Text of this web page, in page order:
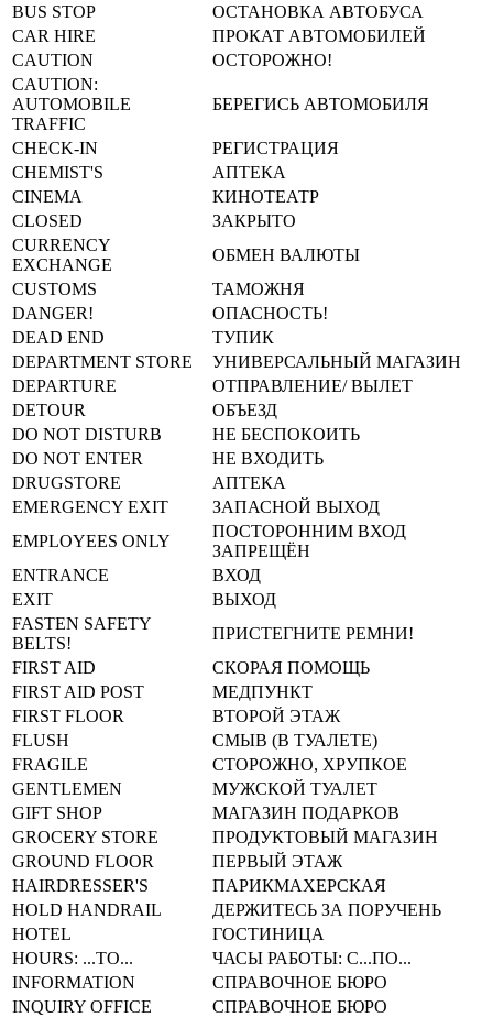
BUS STOP
ОСТАНОВКА АВТОБУСА
CAR HIRE
ПРОКАТ АВТОМОБИЛЕЙ
CAUTION
ОСТОРОЖНО!
CAUTION:
AUTOMOBILE
TRAFFIC
БЕРЕГИСЬ АВТОМОБИЛЯ
CHECK-IN
РЕГИСТРАЦИЯ
CHEMIST'S
АПТЕКА
CINEMA
КИНОТЕАТР
CLOSED
ЗАКРЫТО
CURRENCY
EXCHANGE
ОБМЕН ВАЛЮТЫ
CUSTOMS
ТАМОЖНЯ
DANGER!
ОПАСНОСТЬ!
DEAD END
ТУПИК
DEPARTMENT STORE
УНИВЕРСАЛЬНЫЙ МАГАЗИН
DEPARTURE
ОТПРАВЛЕНИЕ/ ВЫЛЕТ
DETOUR
ОБЪЕЗД
DO NOT DISTURB
НЕ БЕСПОКОИТЬ
DO NOT ENTER
НЕ ВХОДИТЬ
DRUGSTORE
АПТЕКА
EMERGENCY EXIT
ЗАПАСНОЙ ВЫХОД
EMPLOYEES ONLY
ПОСТОРОННИМ ВХОД
ЗАПРЕЩЁН
ENTRANCE
ВХОД
EXIT
ВЫХОД
FASTEN SAFETY
BELTS!
ПРИСТЕГНИТЕ РЕМНИ!
FIRST AID
СКОРАЯ ПОМОЩЬ
FIRST AID POST
МЕДПУНКТ
FIRST FLOOR
ВТОРОЙ ЭТАЖ
FLUSH
СМЫВ (В ТУАЛЕТЕ)
FRAGILE
СТОРОЖНО, ХРУПКОЕ
GENTLEMEN
МУЖСКОЙ ТУАЛЕТ
GIFT SHOP
МАГАЗИН ПОДАРКОВ
GROCERY STORE
ПРОДУКТОВЫЙ МАГАЗИН
GROUND FLOOR
ПЕРВЫЙ ЭТАЖ
HAIRDRESSER'S
ПАРИКМАХЕРСКАЯ
HOLD HANDRAIL
ДЕРЖИТЕСЬ ЗА ПОРУЧЕНЬ
HOTEL
ГОСТИНИЦА
HOURS: ...TO...
ЧАСЫ РАБОТЫ: С...ПО...
INFORMATION
СПРАВОЧНОЕ БЮРО
INQUIRY OFFICE
СПРАВОЧНОЕ БЮРО